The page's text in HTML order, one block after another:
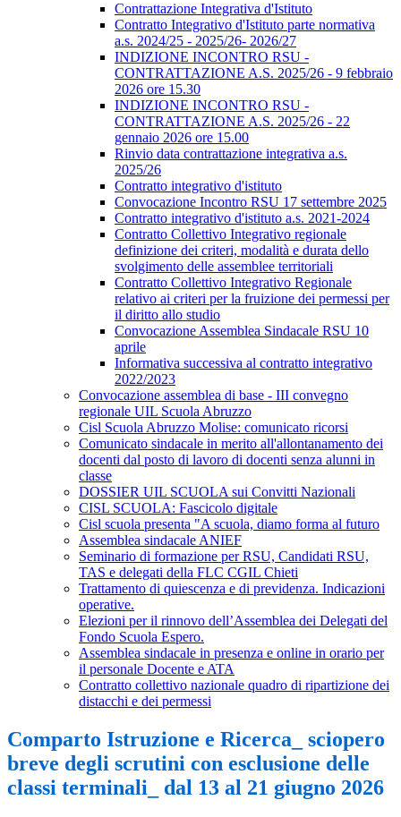
Contrattazione Integrativa d'Istituto
Contratto Integrativo d'Istituto parte normativa
a.s. 2024/25 - 2025/26- 2026/27
INDIZIONE INCONTRO RSU -
CONTRATTAZIONE A.S. 2025/26 - 9 febbraio
2026 ore 15.30
INDIZIONE INCONTRO RSU -
CONTRATTAZIONE A.S. 2025/26 - 22
gennaio 2026 ore 15.00
Rinvio data contrattazione integrativa a.s.
2025/26
Contratto integrativo d'istituto
Convocazione Incontro RSU 17 settembre 2025
Contratto integrativo d'istituto a.s. 2021-2024
Contratto Collettivo Integrativo regionale
definizione dei criteri, modalità e durata dello
svolgimento delle assemblee territoriali
Contratto Collettivo Integrativo Regionale
relativo ai criteri per la fruizione dei permessi per
il diritto allo studio
Convocazione Assemblea Sindacale RSU 10
aprile
Informativa successiva al contratto integrativo
2022/2023
Convocazione assemblea di base - III convegno
regionale UIL Scuola Abruzzo
Cisl Scuola Abruzzo Molise: comunicato ricorsi
Comunicato sindacale in merito all'allontanamento dei
docenti dal posto di lavoro di docenti senza alunni in
classe
DOSSIER UIL SCUOLA sui Convitti Nazionali
CISL SCUOLA: Fascicolo digitale
Cisl scuola presenta "A scuola, diamo forma al futuro
Assemblea sindacale ANIEF
Seminario di formazione per RSU, Candidati RSU,
TAS e delegati della FLC CGIL Chieti
Trattamento di quiescenza e di previdenza. Indicazioni
operative.
Elezioni per il rinnovo dell’Assemblea dei Delegati del
Fondo Scuola Espero.
Assemblea sindacale in presenza e online in orario per
il personale Docente e ATA
Contratto collettivo nazionale quadro di ripartizione dei
distacchi e dei permessi
Comparto Istruzione e Ricerca_ sciopero
breve degli scrutini con esclusione delle
classi terminali_ dal 13 al 21 giugno 2026